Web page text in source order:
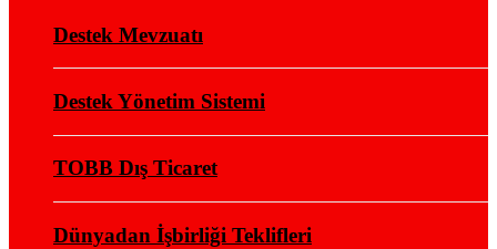
Destek Mevzuatı
Destek Yönetim Sistemi
TOBB Dış Ticaret
Dünyadan İşbirliği Teklifleri